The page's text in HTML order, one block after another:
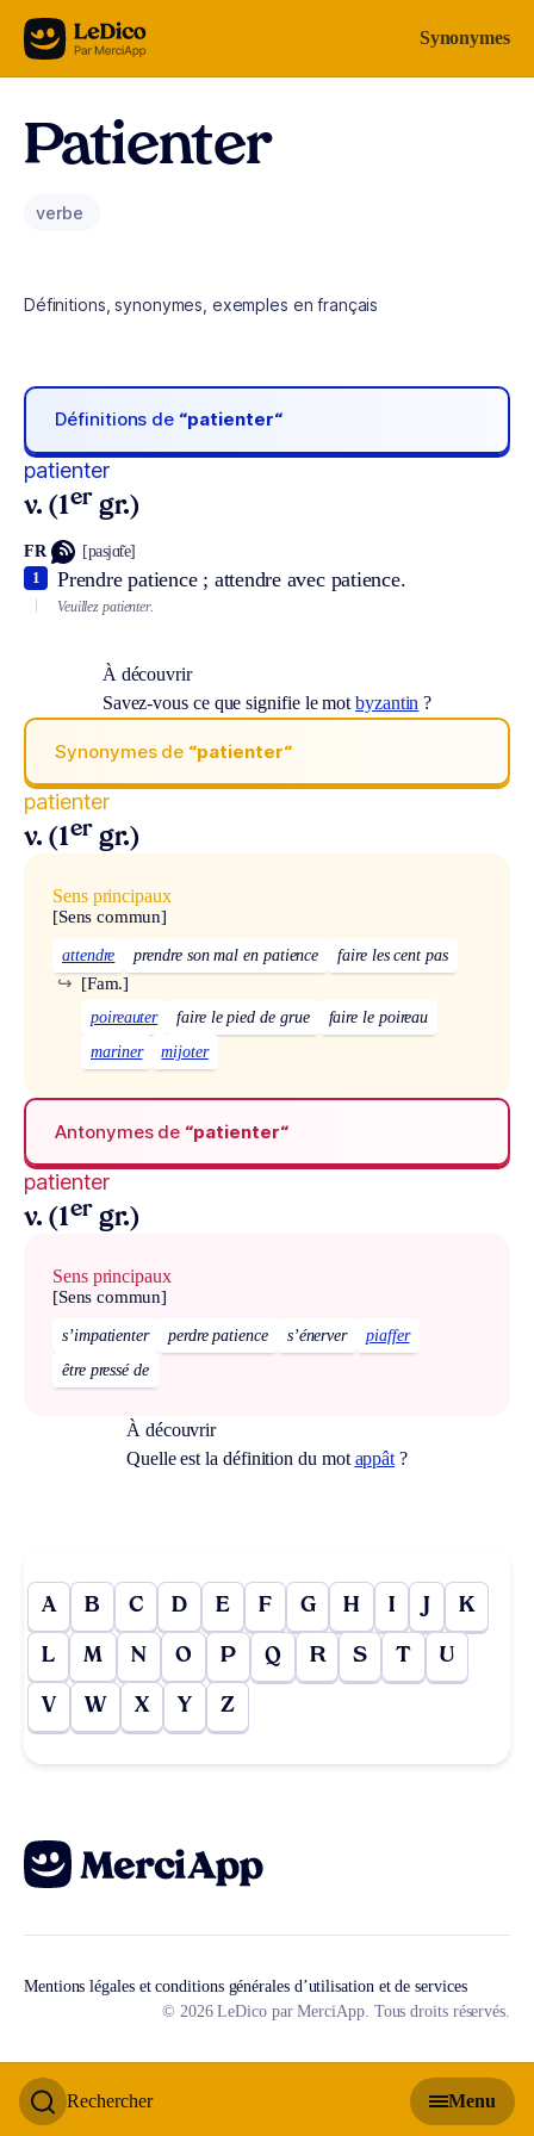
Aller au contenu Synonymes
Rechercher Menu
Patienter
verbe
Définitions, synonymes, exemples en français
Définitions de “patienter“
patienter
v. (1er gr.)
FR [pasjɑ̃te]
Prendre patience ; attendre avec patience.
1
Veuillez patienter.
À découvrir
Savez-vous ce que signifie le motbyzantin ?
Synonymes de “patienter“
patienter
v. (1er gr.)
Sens principaux
[Sens commun]
attendre prendre son mal en patience faire les cent pas
[Fam.]
↪
poireauter faire le pied de grue
faire le poireau
mariner
mijoter
Antonymes de “patienter“
patienter
v. (1er gr.)
Sens principaux
[Sens commun]
s’impatienter perdre patience s’énerver
piaffer
être pressé de
À découvrir
Quelle est la définition du mot appât ?
A B C D E F G H I J K
L M N O P Q R S T U
V W X Y Z
Mentions légales et conditions générales d’utilisation et de services
© 2026 LeDico par MerciApp. Tous droits réservés.